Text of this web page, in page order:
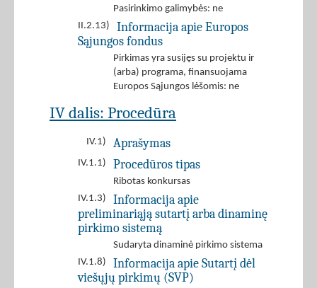
Pasirinkimo galimybės: ne
II.2.13)
Informacija apie Europos
Sąjungos fondus
Pirkimas yra susijęs su projektu ir
(arba) programa, finansuojama
Europos Sąjungos lėšomis: ne
IV dalis: Procedūra
IV.1) Aprašymas
IV.1.1) Procedūros tipas
Ribotas konkursas
IV.1.3)
Informacija apie
preliminariąją sutartį arba dinaminę
pirkimo sistemą
Sudaryta dinaminė pirkimo sistema
IV.1.8)
Informacija apie Sutartį dėl
viešųjų pirkimų (SVP)